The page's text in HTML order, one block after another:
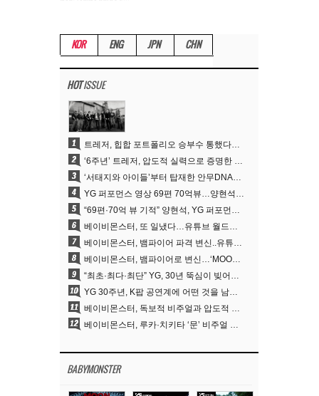
KOR ENG JPN CHN
HOTISSUE
1 트레저, 힙합 포트폴리오 승부수 통했다…데뷔 6주년 새 도약
2 ‘6주년’ 트레저, 압도적 실력으로 증명한 ‘YG의 보물’ 진가
3 ‘서태지와 아이들’부터 탑재한 안무DNA…양현석, YG 퍼포먼스 비디오 70억 뷰 신화의 시작
4 YG 퍼포먼스 영상 69편 70억뷰…양현석 제작 철학 통했다
5 “69편·70억 뷰 기적” 양현석, YG 퍼포먼스 비디오 100% 직접 만든 이유
6 베이비몬스터, 또 일냈다…유튜브 월드와이드 1위
7 베이비몬스터, 뱀파이어 파격 변신..유튜브 트렌딩 1위 직행
8 베이비몬스터, 뱀파이어로 변신…‘MOON’으로 찍은 3개월 프로젝트
9 “최초·최다·최단” YG, 30년 뚝심이 빚어낸 K팝 투어의 새 지평
10 YG 30주년, K팝 공연계에 어떤 것을 남겼나
11 베이비몬스터, 독보적 비주얼과 압도적 소화력..’MOON’
12 베이비몬스터, 루카·치키타 ‘문’ 비주얼 공개…절제된 카리스마·유니크 비주얼
BABYMONSTER